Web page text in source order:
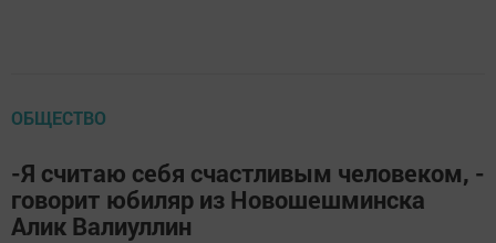
ОБЩЕСТВО
-Я считаю себя счастливым человеком, -
говорит юбиляр из Новошешминска
Алик Валиуллин